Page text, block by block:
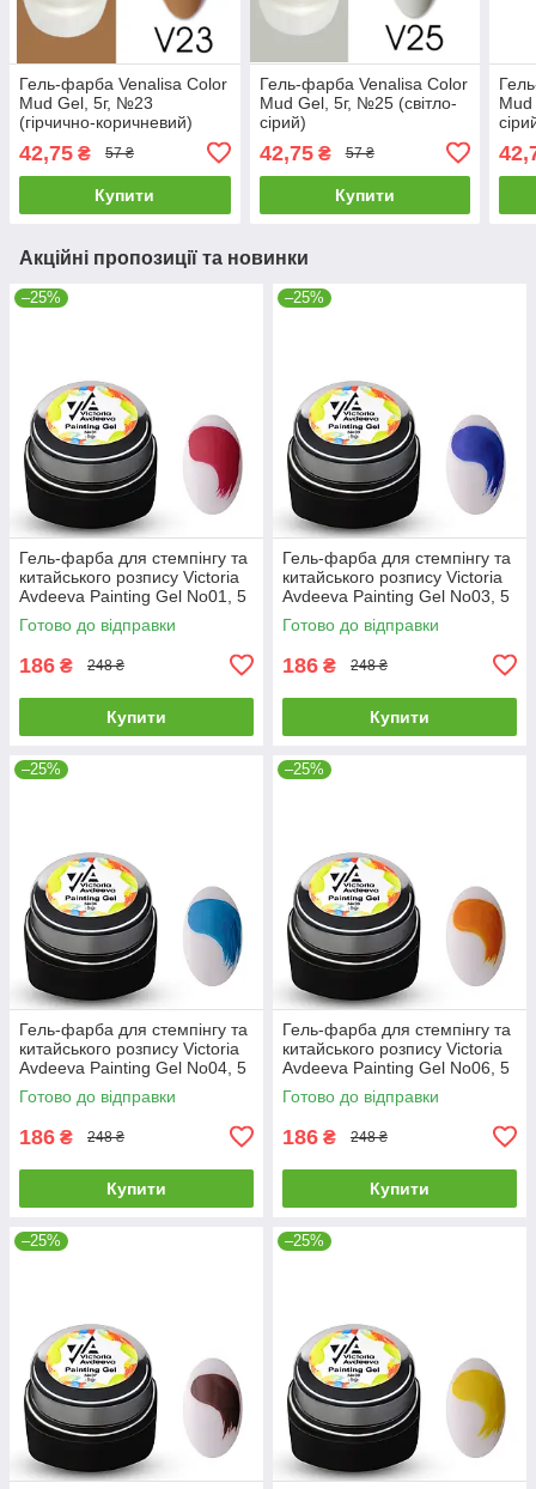
Гель-фарба Venalisa Color
Mud Gel, 5г, №23
(гірчично-коричневий)
42,75 ₴ 57 ₴
Купити
Гель-фарба Venalisa Color
Mud Gel, 5г, №25 (світло-
сірий)
42,75₴ 57 ₴
Купити
Акційні пропозиції та новинки
–25%
Гель-фарба для стемпінгу та
китайського розпису Victoria
Avdeeva Painting Gel No01, 5
мл (малиновий)
Готово до відправки
186 ₴ 248 ₴
Купити
–25%
Гель-фарба для стемпінгу та
китайського розпису Victoria
Avdeeva Painting Gel No03, 5
мл (синій)
Готово до відправки
186 ₴ 248 ₴
Купити
–25%
Гель-фарба для стемпінгу та
китайського розпису Victoria
Avdeeva Painting Gel No04, 5
мл (блакитний)
Готово до відправки
186 ₴ 248 ₴
Купити
–25%
Гель-фарба для стемпінгу та
китайського розпису Victoria
Avdeeva Painting Gel No06, 5
мл (жовтогарячий)
Готово до відправки
186 ₴ 248 ₴
Купити
–25% –25%